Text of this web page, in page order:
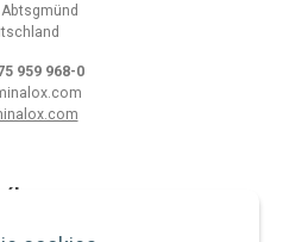
959 968-0